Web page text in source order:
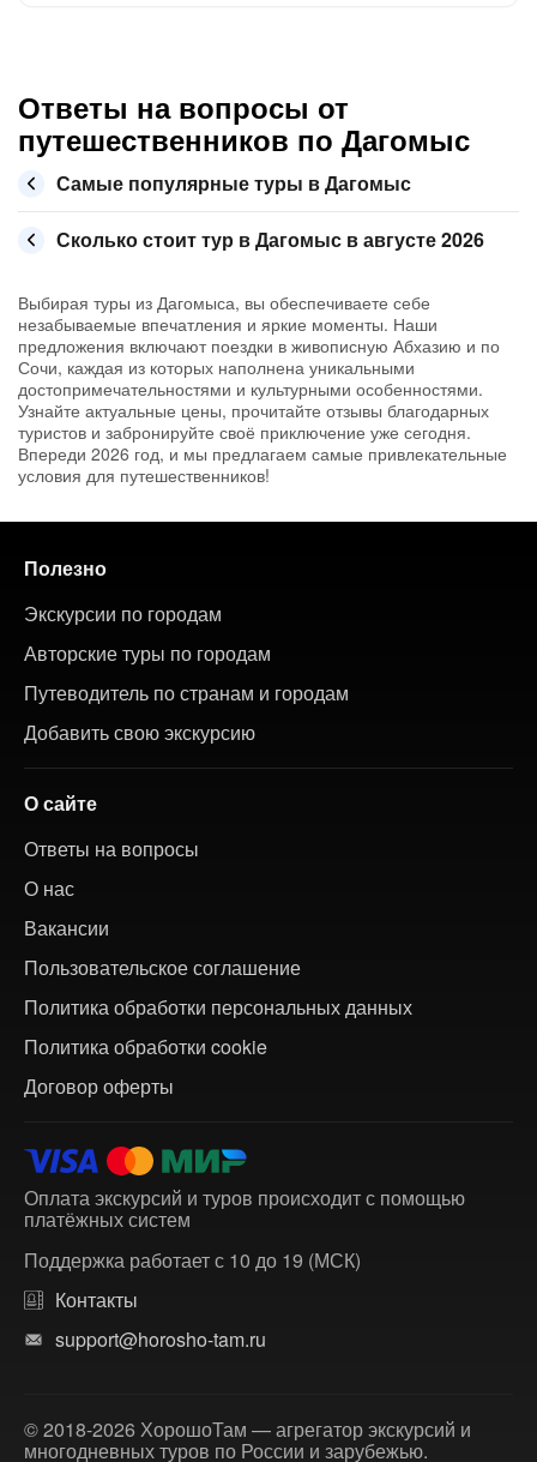
Ответы на вопросы от
путешественников по Дагомыс
Самые популярные туры в Дагомыс
Сколько стоит тур в Дагомыс в августе 2026
Выбирая туры из Дагомыса, вы обеспечиваете себе
незабываемые впечатления и яркие моменты. Наши
предложения включают поездки в живописную Абхазию и по
Сочи, каждая из которых наполнена уникальными
достопримечательностями и культурными особенностями.
Узнайте актуальные цены, прочитайте отзывы благодарных
туристов и забронируйте своё приключение уже сегодня.
Впереди 2026 год, и мы предлагаем самые привлекательные
условия для путешественников!
Полезно
Экскурсии по городам
Авторские туры по городам
Путеводитель по странам и городам
Добавить свою экскурсию
О сайте
Ответы на вопросы
О нас
Вакансии
Пользовательское соглашение
Политика обработки персональных данных
Политика обработки cookie
Договор оферты
Оплата экскурсий и туров происходит с помощью
платёжных систем
Поддержка работает с 10 до 19 (МСК)
Контакты
support@horosho-tam.ru
© 2018-2026 ХорошоТам — агрегатор экскурсий и
многодневных туров по России и зарубежью.